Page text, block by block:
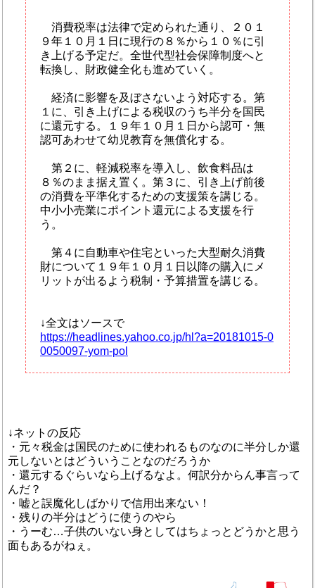
消費税率は法律で定められた通り、２０１
９年１０月１日に現行の８％から１０％に引
き上げる予定だ。全世代型社会保障制度へと
転換し、財政健全化も進めていく。
経済に影響を及ぼさないよう対応する。第
１に、引き上げによる税収のうち半分を国民
に還元する。１９年１０月１日から認可・無
認可あわせて幼児教育を無償化する。
第２に、軽減税率を導入し、飲食料品は
８％のまま据え置く。第３に、引き上げ前後
の消費を平準化するための支援策を講じる。
中小小売業にポイント還元による支援を行
う。
第４に自動車や住宅といった大型耐久消費
財について１９年１０月１日以降の購入にメ
リットが出るよう税制・予算措置を講じる。
↓全文はソースで
https://headlines.yahoo.co.jp/hl?a=20181015-0
0050097-yom-pol
↓ネットの反応
・元々税金は国民のために使われるものなのに半分しか還
元しないとはどういうことなのだろうか
・還元するぐらいなら上げるなよ。何訳分からん事言って
んだ？
・嘘と誤魔化しばかりで信用出来ない！
・残りの半分はどうに使うのやら
・うーむ…子供のいない身としてはちょっとどうかと思う
面もあるがねぇ。